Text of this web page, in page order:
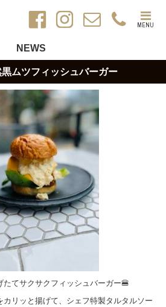
MENU
NEWS
ムツフィッシュバーガー
てサクサクフィッシュバーガー🍔
カリッと揚げて、シェフ特製タルタルソー